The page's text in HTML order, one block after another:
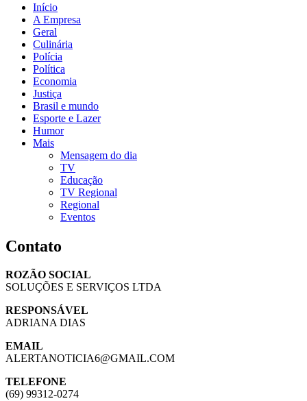
Início
A Empresa
Geral
Culinária
Polícia
Política
Economia
Justiça
Brasil e mundo
Esporte e Lazer
Humor
Mais
Mensagem do dia
TV
Educação
TV Regional
Regional
Eventos
Contato
ROZÃO SOCIAL
SOLUÇÕES E SERVIÇOS LTDA
RESPONSÁVEL
ADRIANA DIAS
EMAIL
ALERTANOTICIA6@GMAIL.COM
TELEFONE
(69) 99312-0274